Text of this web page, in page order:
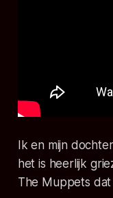
Ik en mijn
het is heerlijk
The Muppets dat